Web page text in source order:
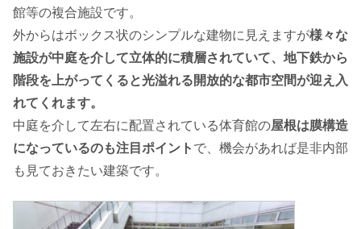
館等の複合施設です。
外からはボックス状のシンプルな建物に見えますが様々な
施設が中庭を介して立体的に積層されていて、地下鉄から
階段を上がってくると光溢れる開放的な都市空間が迎え入
れてくれます。
中庭を介して左右に配置されている体育館の屋根は膜構造
になっているのも注目ポイント で、機会があれば是非内部
も見ておきたい建築です。